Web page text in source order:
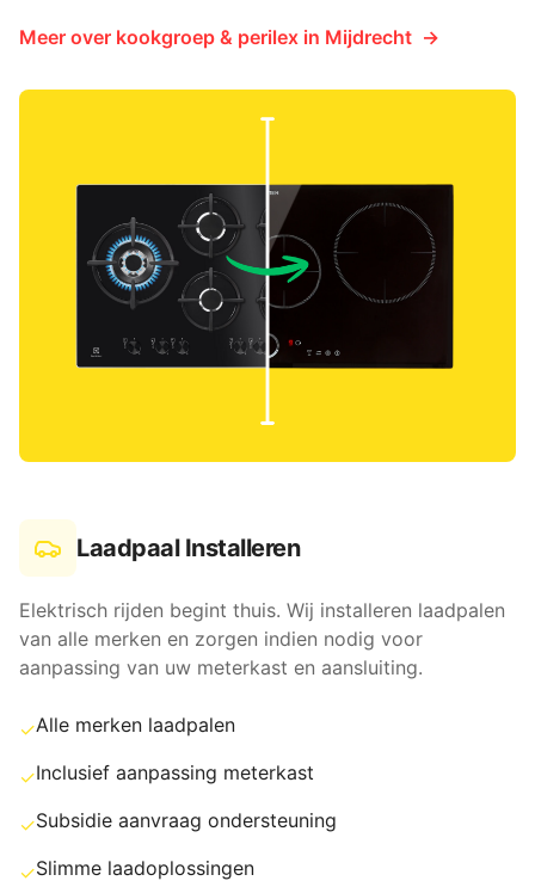
Meer over kookgroep & perilex in Mijdrecht →
Laadpaal Installeren
Elektrisch rijden begint thuis. Wij installeren laadpalen
van alle merken en zorgen indien nodig voor
aanpassing van uw meterkast en aansluiting.
✓Alle merken laadpalen
✓Inclusief aanpassing meterkast
✓Subsidie aanvraag ondersteuning
✓Slimme laadoplossingen